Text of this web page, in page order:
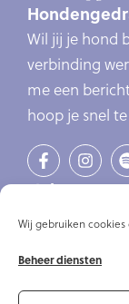
Wij gebruiken
Beheer diensten
Wil jij je hond
verbinding
me een
hoop je snel
Links
Online cursus
Online
Artikelen